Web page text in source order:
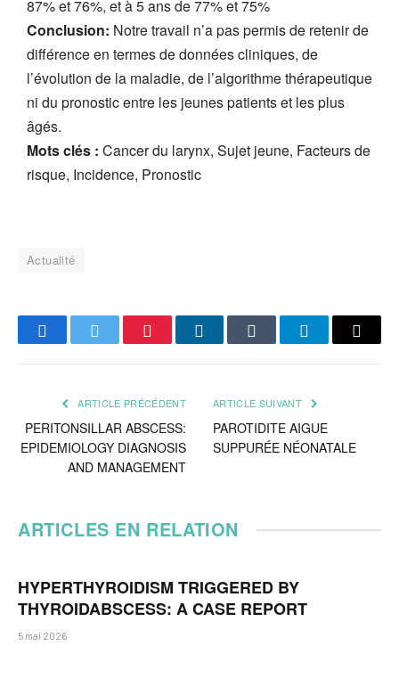
87% et 76%, et à 5 ans de 77% et 75%
Conclusion: Notre travail n’a pas permis de retenir de
différence en termes de données cliniques, de
l’évolution de la maladie, de l’algorithme thérapeutique
ni du pronostic entre les jeunes patients et les plus
âgés.
Mots clés : Cancer du larynx, Sujet jeune, Facteurs de
risque, Incidence, Pronostic
Actualité
FacebookTwitter PinterestLinkedInTumblrTelegramEmail
ARTICLE PRÉCÉDENT
PERITONSILLAR ABSCESS:
EPIDEMIOLOGY DIAGNOSIS
AND MANAGEMENT
ARTICLE SUIVANT
PAROTIDITE AIGUE
SUPPURÉE NÉONATALE
ARTICLES EN RELATION
HYPERTHYROIDISM TRIGGERED BY
THYROIDABSCESS: A CASE REPORT
5 mai 2026